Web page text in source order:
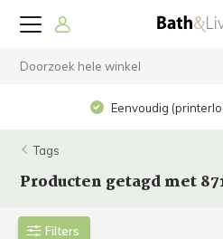
Eenvoudig
Tags
Producten getagd met
Filters